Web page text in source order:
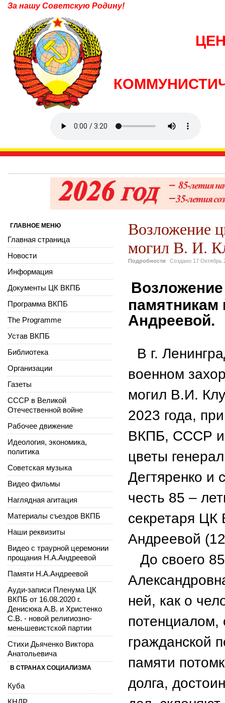
За нашу Советскую Родину!
Возложение
могил В. И.
Подробности Создано 17 Октябрь
Андреевой.
В г.
военном
могил В.И.
2023 года,
ВКПБ, СССР и
цветы
Дегтяренко
честь 85 –
секретаря
Андреевой
До своего
ней, как о
потенциалом,
гражданской
памяти
долга,
ГЛАВНОЕ МЕНЮ
Главная страница
Новости
Информация
Документы ЦК ВКПБ
Программа ВКПБ
The Programme
Устав ВКПБ
Библиотека
Организации
Газеты
СССР в Великой
Отечественной войне
Рабочее движение
Идеология, экономика,
политика
Советская музыка
Видео фильмы
Наглядная агитация
Материалы съездов ВКПБ
Наши реквизиты
Видео с траурной церемонии
прощания Н.А.Андреевой
Памяти Н.А.Андреевой
Ауди-записи Пленума ЦК
ВКПБ от 16.08.2020 г.
Денисюка А.В. и Христенко
С.В. - новой религиозно-
меньшевистской партии
Стихи Дьяченко Виктора
Анатольевича
В СТРАНАХ СОЦИАЛИЗМА
Куба